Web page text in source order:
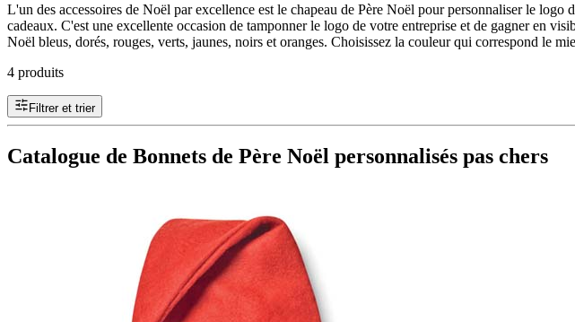
L'un des accessoires de Noël par excellence est le chapeau de Père Noël pour personnaliser le
cadeaux. C'est une excellente occasion de tamponner le logo de votre entreprise et de gagner en
Noël bleus, dorés, rouges, verts, jaunes, noirs et oranges. Choisissez la couleur qui correspond le
4 produits
Filtrer et trier
Catalogue de Bonnets de Père Noël personnalisés pas chers